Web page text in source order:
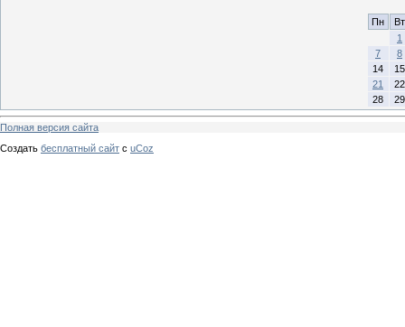
Пн
Вт
1
7
8
14
15
21
22
28
29
Полная версия сайта
Создать бесплатный сайт с uCoz